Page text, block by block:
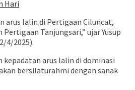
Hari
arus lalin di Pertigaan Ciluncat,
Tanjungsari,” ujar Yusup
4/2025).
kepadatan arus lalin di dominasi
bersilaturahmi dengan sanak